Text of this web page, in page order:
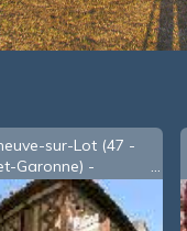
sur-Lot (47 -
Garonne) -
(Palais de